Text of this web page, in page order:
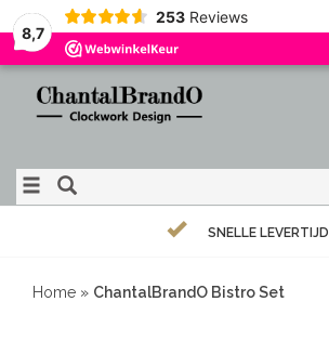
8,7
253 Reviews
SNELLE LEVERTIJD
Home » ChantalBrandO Bistro Set